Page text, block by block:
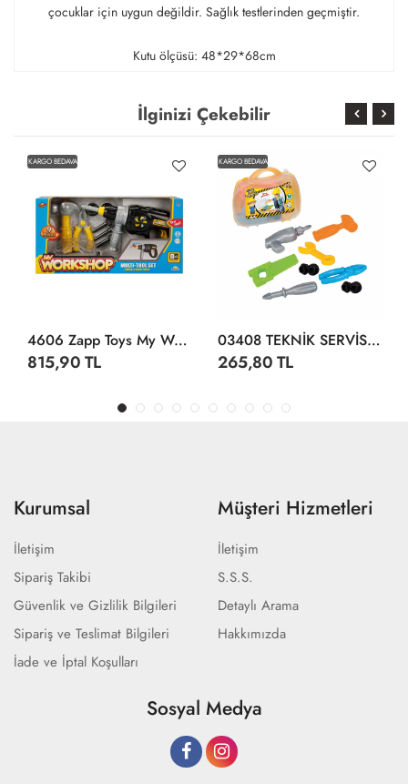
çocuklar için uygun değildir. Sağlık testlerinden geçmiştir.
Kutu ölçüsü: 48*29*68cm
İlginizi Çekebilir
KARGO BEDAVA
4606 Zapp Toys My Workshop Matkaplı Tamir Seti 9 Parça
815,90 TL
KARGO BEDAVA
03408 TEKNİK SERVİS EL ÇANTASI
265,80 TL
Kurumsal
İletişim
Sipariş Takibi
Güvenlik ve Gizlilik Bilgileri
Sipariş ve Teslimat Bilgileri
İade ve İptal Koşulları
Müşteri Hizmetleri
İletişim
S.S.S.
Detaylı Arama
Hakkımızda
Sosyal Medya